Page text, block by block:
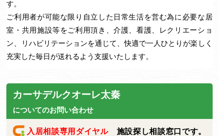
す。
ご利用者が可能な限り自立した日常生活を営む為に必要な居
室・共用施設等をご利用頂き、介護、看護、レクリエーショ
ン、リハビリテーションを通じて、快適で一人ひとりが楽しく
充実した毎日が送れるよう支援いたします。
カーサデルクオーレ太秦
についてのお問い合わせ
入居相談専用ダイヤル施設探し相談窓口です。